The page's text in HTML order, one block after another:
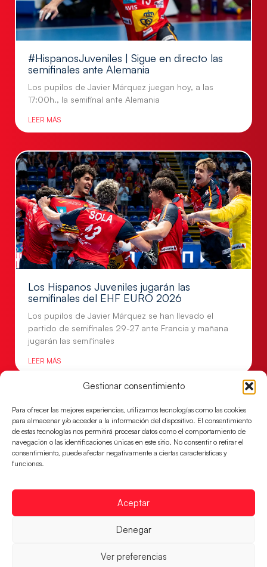
Gestionar consentimiento
Para ofrecer las mejores experiencias, utilizamos tecnologías como las cookies
para almacenar y/o acceder a la información del dispositivo. El consentimiento
de estas tecnologías nos permitirá procesar datos como el comportamiento de
navegación o las identificaciones únicas en este sitio. No consentir o retirar el
consentimiento, puede afectar negativamente a ciertas características y
funciones.
Aceptar
Denegar
Ver preferencias
#HispanosJuveniles | Sigue en directo las
semifinales ante Alemania
Los pupilos de Javier Márquez juegan hoy, a las
17:00h., la semifinal ante Alemania
LEER MÁS
Los Hispanos Juveniles jugarán las
semifinales del EHF EURO 2026
Los pupilos de Javier Márquez se han llevado el
partido de semifinales 29-27 ante Francia y mañana
jugarán las semifinales
LEER MÁS
Las Guerreras Juveniles sellan su billete para
Las pupilas de Cristina Cabeza han remontado con